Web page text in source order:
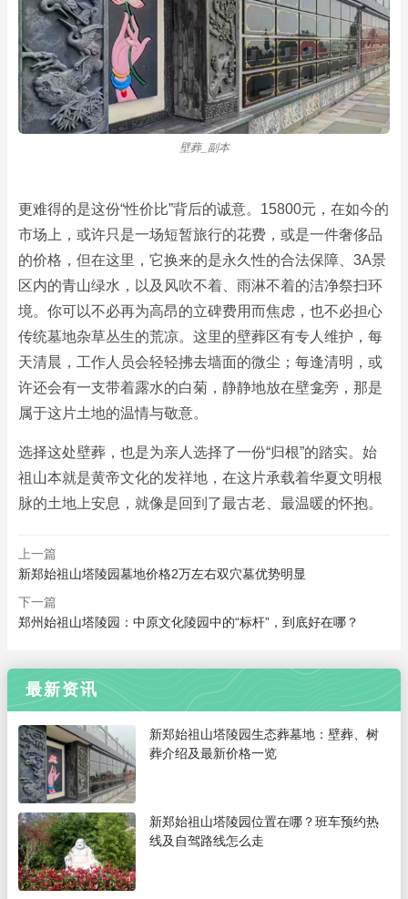
壁葬_副本
更难得的是这份“性价比”背后的诚意。15800元，在如今的
市场上，或许只是一场短暂旅行的花费，或是一件奢侈品
的价格，但在这里，它换来的是永久性的合法保障、3A景
区内的青山绿水，以及风吹不着、雨淋不着的洁净祭扫环
境。你可以不必再为高昂的立碑费用而焦虑，也不必担心
传统墓地杂草丛生的荒凉。这里的壁葬区有专人维护，每
天清晨，工作人员会轻轻拂去墙面的微尘；每逢清明，或
许还会有一支带着露水的白菊，静静地放在壁龛旁，那是
属于这片土地的温情与敬意。
选择这处壁葬，也是为亲人选择了一份“归根”的踏实。始
祖山本就是黄帝文化的发祥地，在这片承载着华夏文明根
脉的土地上安息，就像是回到了最古老、最温暖的怀抱。
上一篇
新郑始祖山塔陵园墓地价格2万左右双穴墓优势明显
下一篇
郑州始祖山塔陵园：中原文化陵园中的“标杆”，到底好在哪？
最新资讯
新郑始祖山塔陵园生态葬墓地：壁葬、树
葬介绍及最新价格一览
新郑始祖山塔陵园位置在哪？班车预约热
线及自驾路线怎么走